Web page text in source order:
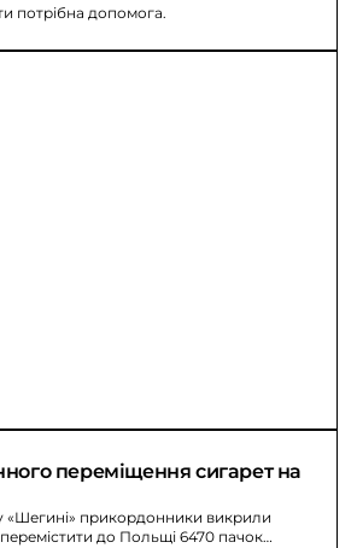
потрібна допомога.
переміщення сигарет на
«Шегині» прикордонники викрили
до Польщі 6470 пачок